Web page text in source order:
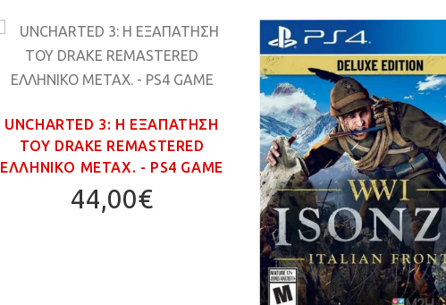
UNCHARTED 3: Η ΕΞΑΠΑΤΗΣΗ
ΤΟΥ DRAKE REMASTERED
ΕΛΛΗΝΙΚΟ ΜΕΤΑΧ. - PS4 GAME
44,00€